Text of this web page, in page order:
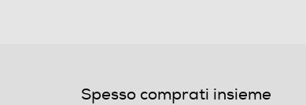
Spesso comprati insieme